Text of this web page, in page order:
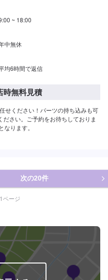
~ 18:00
中無休
均6時間で返信
時無料見積
せください！パーツの持ち込みも可
さい。ご予約をお待ちしておりま
ります。
次の20件
ページ